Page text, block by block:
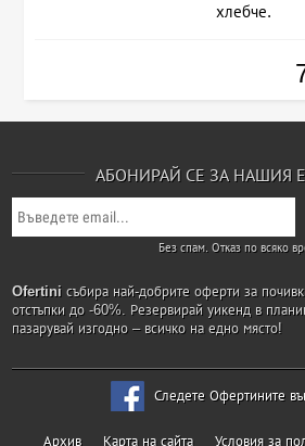
хлебче.
АБОНИРАЙ СЕ ЗА НАШИЯ
Без спам. Отказ по всяко
Ofertini събира най-добрите оферти за
отстъпки до -60%. Резервирай уикенд в
пазарувай изгодно – всичко на едно място!
Следете Офертините
Архив Карта на сайта Условия за